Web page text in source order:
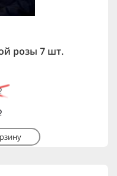
розы 7 шт.